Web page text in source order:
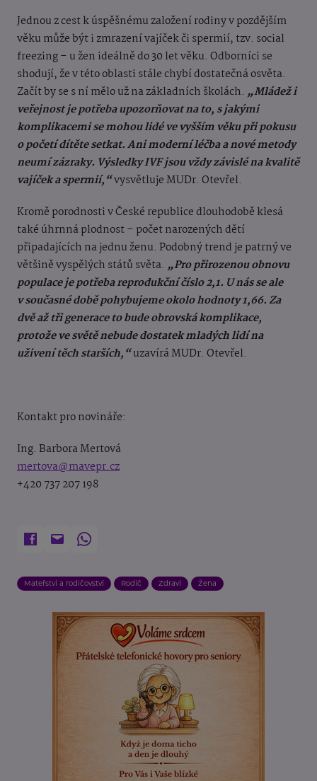
Jednou z cest k úspěšnému založení rodiny v pozdějším
věku může být i zmrazení vajíček či spermií, tzv. social
freezing – u žen ideálně do 30 let věku. Odborníci se
shodují, že v této oblasti stále chybí dostatečná osvěta.
Začít by se s ní mělo už na základních školách. „Mládež i
veřejnost je potřeba upozorňovat na to, s jakými
komplikacemi se mohou lidé ve vyšším věku při pokusu
o početí dítěte setkat. Ani moderní léčba a nové metody
neumí zázraky. Výsledky IVF jsou vždy závislé na kvalitě
vajíček a spermií,“vysvětluje MUDr. Otevřel.
Kromě porodnosti v České republice dlouhodobě klesá
také úhrnná plodnost – počet narozených dětí
připadajících na jednu ženu. Podobný trend je patrný ve
většině vyspělých států světa. „Pro přirozenou obnovu
populace je potřeba reprodukční číslo 2,1. U nás se ale
v současné době pohybujeme okolo hodnoty 1,66. Za
dvě až tři generace to bude obrovská komplikace,
protože ve světě nebude dostatek mladých lidí na
uživení těch starších,“uzavírá MUDr. Otevřel.
Kontakt pro novináře:
Ing. Barbora Mertová
mertova@mavepr.cz
+420 737 207 198
Mateřství a rodičovství Rodič Zdraví Žena